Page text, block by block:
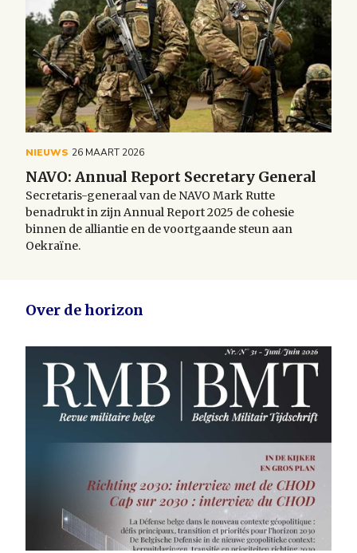
NIEUWS 26 MAART 2026
NAVO: Annual Report Secretary General
Secretaris-generaal van de NAVO Mark Rutte
benadrukt in zijn Annual Report 2025 de cohesie
binnen de alliantie en de voortgaande steun aan
Oekraïne.
Over de horizon